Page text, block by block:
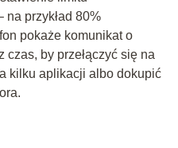
na przykład 80%
pokaże komunikat o
czas, by przełączyć się na
kilku aplikacji albo dokupić